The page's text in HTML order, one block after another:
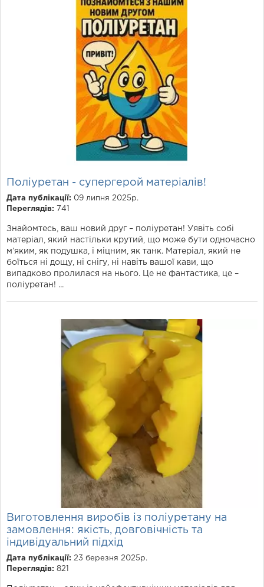
Поліуретан - супергерой матеріалів!
Дата публікації: 09 липня 2025р.
Переглядів: 741
Знайомтесь, ваш новий друг – поліуретан! Уявіть собі
матеріал, який настільки крутий, що може бути одночасно
м’яким, як подушка, і міцним, як танк. Матеріал, який не
боїться ні дощу, ні снігу, ні навіть вашої кави, що
випадково пролилася на нього. Це не фантастика, це –
поліуретан! ...
Виготовлення виробів із поліуретану на
замовлення: якість, довговічність та
індивідуальний підхід
Дата публікації: 23 березня 2025р.
Переглядів: 821